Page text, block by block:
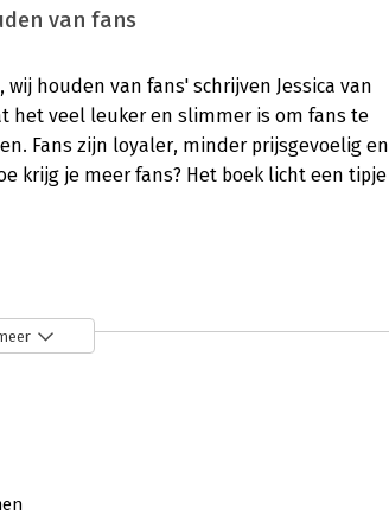
van fans
houden van fans' schrijven Jessica van
het veel leuker en slimmer is om fans te
Fans zijn loyaler, minder prijsgevoelig en
krijg je meer fans? Het boek licht een tipje
wij houden van fans
van! Maar wat vinden de lezers ervan?